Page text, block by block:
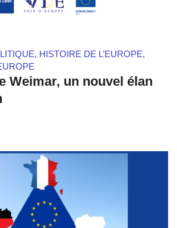
, HISTOIRE DE L’EUROPE,
Weimar, un nouvel élan